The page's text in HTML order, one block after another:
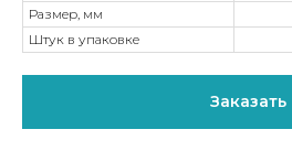
Размер, мм
Штук в упаковке
Заказать